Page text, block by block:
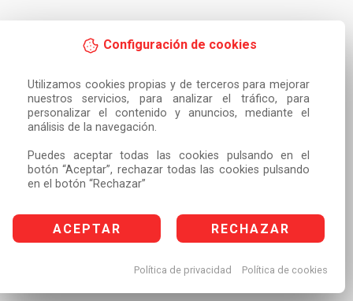
Configuración de cookies
Utilizamos cookies propias y de terceros para mejorar
nuestros servicios, para analizar el tráfico, para
personalizar el contenido y anuncios, mediante el
análisis de la navegación.
Puedes aceptar todas las cookies pulsando en el
botón “Aceptar”, rechazar todas las cookies pulsando
en el botón “Rechazar”
ACEPTAR RECHAZAR
Política de privacidad Política de cookies